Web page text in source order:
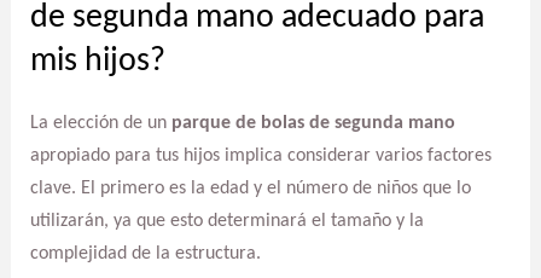
de segunda mano adecuado para
mis hijos?
La elección de un parque de bolas de segunda mano
apropiado para tus hijos implica considerar varios factores
clave. El primero es la edad y el número de niños que lo
utilizarán, ya que esto determinará el tamaño y la
complejidad de la estructura.